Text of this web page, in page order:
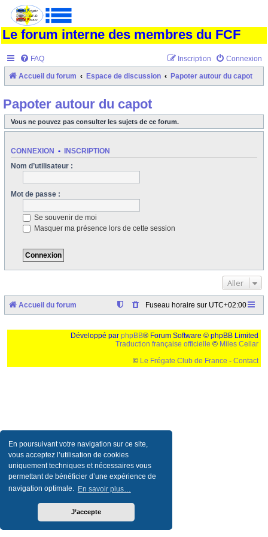
En poursuivant votre navigation sur ce site,
vous acceptez l’utilisation de cookies
uniquement techniques et nécessaires vous
permettant de bénéficier d’une expérience de
navigation optimale. En savoir plus…
J’accepte
Le forum interne des membres du FCF
FAQ Connexion
Inscription
Accueil du forum Espace de discussion Papoter autour du capot
Papoter autour du capot
Vous ne pouvez pas consulter les sujets de ce forum.
CONNEXION • INSCRIPTION
Nom d’utilisateur :
Mot de passe :
Se souvenir de moi
Masquer ma présence lors de cette session
Aller
Accueil du forum Fuseau horaire sur UTC+02:00
Développé par phpBB® Forum Software © phpBB Limited
Traduction française officielle © Miles Cellar
© Le Frégate Club de France - Contact